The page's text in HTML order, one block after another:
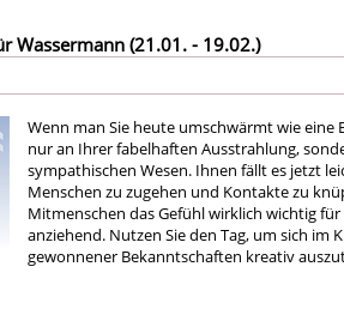
Wassermann (21.01. - 19.02.)
Wenn man Sie heute umschwärmt wie
nur an Ihrer fabelhaften Ausstrahlung,
sympathischen Wesen. Ihnen fällt es jetzt
Menschen zu zugehen und Kontakte zu
Mitmenschen das Gefühl wirklich wichtig für
anziehend. Nutzen Sie den Tag, um sich im
gewonnener Bekanntschaften kreativ